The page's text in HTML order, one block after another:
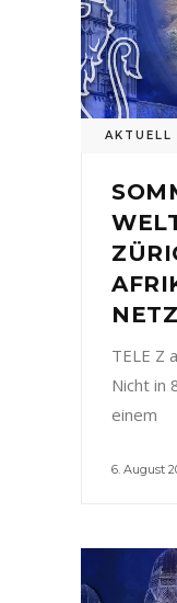
AKTUELL
TELE Z
Nicht in
einem
6. August